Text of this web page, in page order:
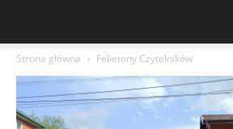
Strona główna Felietony Czytelników